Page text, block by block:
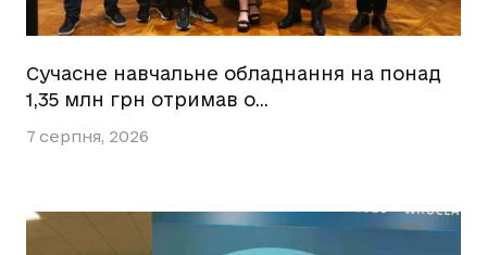
Сучасне навчальне обладнання на понад
1,35 млн грн отримав о…
7 серпня, 2026